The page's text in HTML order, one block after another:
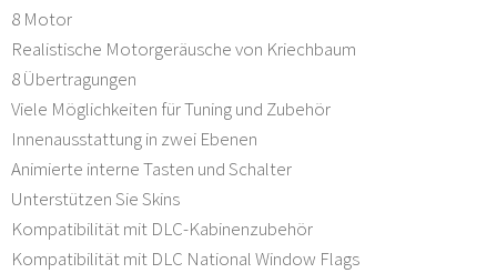
8 Motor
Realistische Motorgeräusche von Kriechbaum
8 Übertragungen
Viele Möglichkeiten für Tuning und Zubehör
Innenausstattung in zwei Ebenen
Animierte interne Tasten und Schalter
Unterstützen Sie Skins
Kompatibilität mit DLC-Kabinenzubehör
Kompatibilität mit DLC National Window Flags